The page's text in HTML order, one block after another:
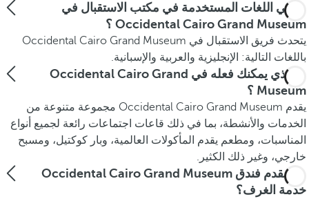
ما هي اللغات المستخدمة في مكتب الاستقبال في
Occidental Cairo Grand Museum ؟
يتحدث فريق الاستقبال في Occidental Cairo Grand Museum
باللغات التالية: الإنجليزية والعربية والإسبانية.
ما الذي يمكنك فعله في Occidental Cairo Grand
Museum ؟
يقدم Occidental Cairo Grand Museum مجموعة متنوعة من
الخدمات والأنشطة، بما في ذلك قاعات اجتماعات رائعة لجميع أنواع
المناسبات، ومطعم يقدم المأكولات العالمية، وبار كوكتيل، ومسبح
خارجي، وغير ذلك الكثير.
هل يقدم فندق Occidental Cairo Grand Museum
خدمة الغرف؟